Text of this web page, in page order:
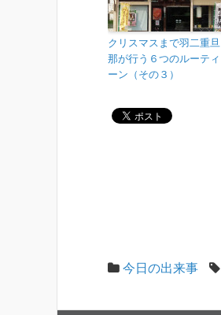
クリスマスまで羽二重旦
那が行う６つのルーティ
ーン（その３）
今日の出来事